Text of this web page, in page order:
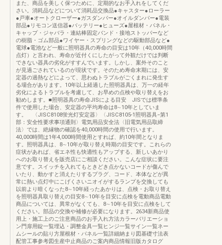
また、商品を美しく保つために、定期的なお手入れをしてくだ
さい。消耗品などについて消耗品交換品●キャスター●ローラー
●戸車●オートクローザー●ガスダンパー●オイルダンパー●電装
部品●リモコン送信器●バッテリー●ヒューズ●屋根材・パネル・
キャップ・ジャバラ・連結棒固定バンド・接地ストッパーなど
の樹脂・ゴム部品●ワイヤー・スプリングなどの駆動部品など●
電球●電池など一般に照明器具の寿命の目安は10年（40,000時間
点灯）と言われ、寿命が近付くにしたがって外観だけでは判断
できない器具の劣化がすすんでいます。しかし、案外そのこと
が見過ごされているのが現状です。そのため寿命末期には、安
定器の過熱などによって、思わぬトラブルがごくまれに発生す
る場合があります。10年以上経過した照明器具は、万一の経年
劣化によるトラブルを考慮して、お早めの点検や取り替えをお
勧めします。■照明器具の寿命JISによる目安 JISでは標準条
件で使用した場合、安定器の平均寿命は8∼10年としていま
す。 〈JISC8108蛍光灯安定器〉〈JISC8105-1照明器具−第1
部：安全性要求事項通則〉電気用品安全法〈旧電気用品取締
法〉では、絶縁物の確認を40,000時間の使用で行います。
40,000時間は1年4,000時間使用とすれば、約10年間となりま
す。照明器具は、8∼10年が取り替え時期の目安です。これらの
症状があれば、省エネ性も快適性もアップする、新しいあかり
へのお取り替えを販売店にご相談ください。こんな症状に要注
意です。スイッチを入れてもときどき点かないコードが傷んで
いたり、動かすと消えたりするプラグ、コード、本体などが異
常に熱い点灯中にこげくさいニオイがするランプを交換しても
以前より暗くなった8∼10年経ったあかりは、点検・お取り替え
を照明器具取り替えの目安8∼10年を目安に点検を電動商品電動
商品については、異常がなくても、8∼10年を目安に点検をして
ください。部品の交換や補修が必要になります。2634新商品使
用上・施工上のご注意商品のお手入れ方法カラーバリエーショ
ン門扉用錠一覧埋込・調整金具一覧ヒンジ一覧サイン一覧ネー
ムシールの貼り方屋根材・パネル一覧詳細納まり図基礎寸法表
配管工事参考図生産中止商品のご案内商品情報旧版カタログ